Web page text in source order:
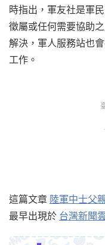
時指出，軍友社是軍
徵屬或任何需要協助
解決，軍人服務站也
工作。
這篇文章 陸軍中士父
最早出現於 台灣新聞